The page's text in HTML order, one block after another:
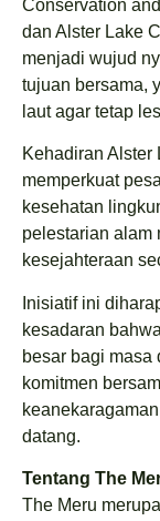
Conservation
dan Alster Lake
menjadi wujud
tujuan bersama,
laut agar tetap
Kehadiran
memperkuat
kesehatan
pelestarian alam
kesejahteraan
Inisiatif ini
kesadaran
besar bagi masa
komitmen
datang.
Tentang The
The Meru